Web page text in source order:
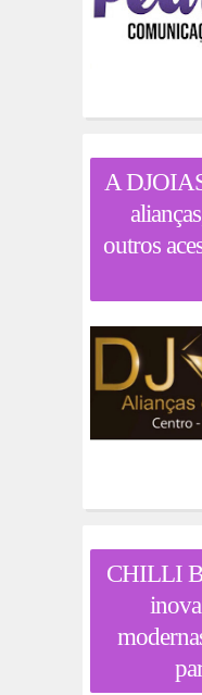
A
outros
CHILLI